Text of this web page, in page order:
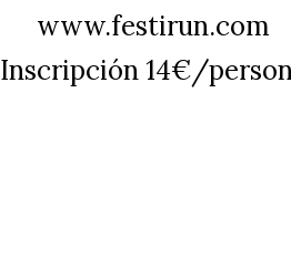
www.festirun.com
Inscripción 14€/